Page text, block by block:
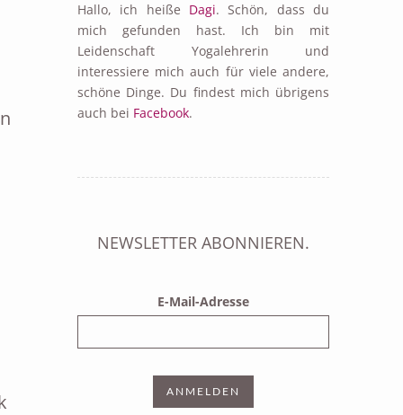
Hallo, ich heiße Dagi. Schön, dass du
mich gefunden hast. Ich bin mit
Leidenschaft Yogalehrerin und
interessiere mich auch für viele andere,
schöne Dinge. Du findest mich übrigens
auch bei Facebook.
NEWSLETTER ABONNIEREN.
E-Mail-Adresse